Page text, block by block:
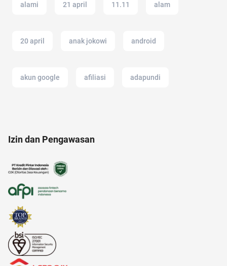
alami 21 april 11.11 alam
20 april anak jokowi android
akun google afiliasi adapundi
17 agustus
Izin dan Pengawasan